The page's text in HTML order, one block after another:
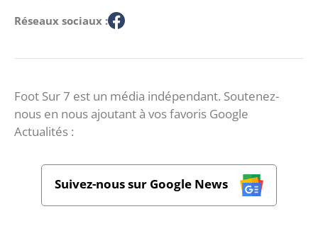
Réseaux sociaux :
Foot Sur 7 est un média indépendant. Soutenez-
nous en nous ajoutant à vos favoris Google
Actualités :
Suivez-nous sur Google News